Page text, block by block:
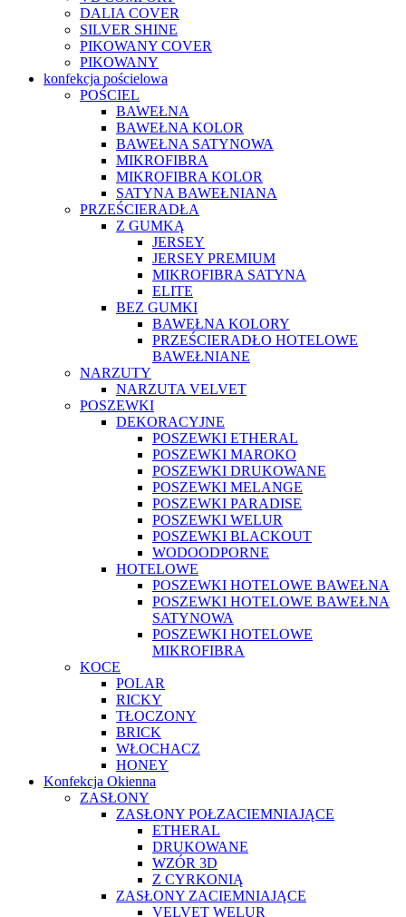
DALIA COVER
SILVER SHINE
PIKOWANY COVER
PIKOWANY
konfekcja pościelowa
POŚCIEL
BAWEŁNA
BAWEŁNA KOLOR
BAWEŁNA SATYNOWA
MIKROFIBRA
MIKROFIBRA KOLOR
SATYNA BAWEŁNIANA
PRZEŚCIERADŁA
Z GUMKĄ
JERSEY
JERSEY PREMIUM
MIKROFIBRA SATYNA
ELITE
BEZ GUMKI
BAWEŁNA KOLORY
PRZEŚCIERADŁO HOTELOWE
BAWEŁNIANE
NARZUTY
NARZUTA VELVET
POSZEWKI
DEKORACYJNE
POSZEWKI ETHERAL
POSZEWKI MAROKO
POSZEWKI DRUKOWANE
POSZEWKI MELANGE
POSZEWKI PARADISE
POSZEWKI WELUR
POSZEWKI BLACKOUT
WODOODPORNE
HOTELOWE
POSZEWKI HOTELOWE BAWEŁNA
POSZEWKI HOTELOWE BAWEŁNA
SATYNOWA
POSZEWKI HOTELOWE
MIKROFIBRA
KOCE
POLAR
RICKY
TŁOCZONY
BRICK
WŁOCHACZ
HONEY
Konfekcja Okienna
ZASŁONY
ZASŁONY POŁZACIEMNIAJĄCE
ETHERAL
DRUKOWANE
WZÓR 3D
Z CYRKONIĄ
ZASŁONY ZACIEMNIAJĄCE
VELVET WELUR